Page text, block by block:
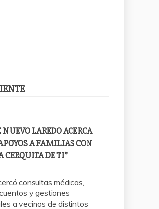
NUEVO LAREDO ACERCA
A FAMILIAS CON
CERQUITA DE TI”
consultas médicas,
y gestiones
a vecinos de distintos